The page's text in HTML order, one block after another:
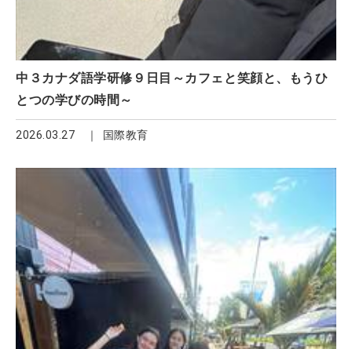
中３カナダ語学研修９日目～カフェと笑顔と、もうひ
とつの学びの時間～
2026.03.27 国際教育